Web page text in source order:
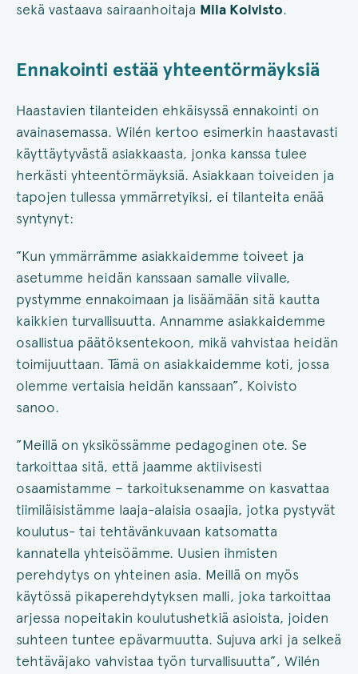
sekä vastaava sairaanhoitaja Miia Koivisto.
Ennakointi estää yhteentörmäyksiä
Haastavien tilanteiden ehkäisyssä ennakointi on
avainasemassa. Wilén kertoo esimerkin haastavasti
käyttäytyvästä asiakkaasta, jonka kanssa tulee
herkästi yhteentörmäyksiä. Asiakkaan toiveiden ja
tapojen tullessa ymmärretyiksi, ei tilanteita enää
syntynyt:
”Kun ymmärrämme asiakkaidemme toiveet ja
asetumme heidän kanssaan samalle viivalle,
pystymme ennakoimaan ja lisäämään sitä kautta
kaikkien turvallisuutta. Annamme asiakkaidemme
osallistua päätöksentekoon, mikä vahvistaa heidän
toimijuuttaan. Tämä on asiakkaidemme koti, jossa
olemme vertaisia heidän kanssaan”, Koivisto
sanoo.
”Meillä on yksikössämme pedagoginen ote. Se
tarkoittaa sitä, että jaamme aktiivisesti
osaamistamme – tarkoituksenamme on kasvattaa
tiimiläisistämme laaja-alaisia osaajia, jotka pystyvät
koulutus- tai tehtävänkuvaan katsomatta
kannatella yhteisöämme. Uusien ihmisten
perehdytys on yhteinen asia. Meillä on myös
käytössä pikaperehdytyksen malli, joka tarkoittaa
arjessa nopeitakin koulutushetkiä asioista, joiden
suhteen tuntee epävarmuutta. Sujuva arki ja selkeä
tehtäväjako vahvistaa työn turvallisuutta”, Wilén